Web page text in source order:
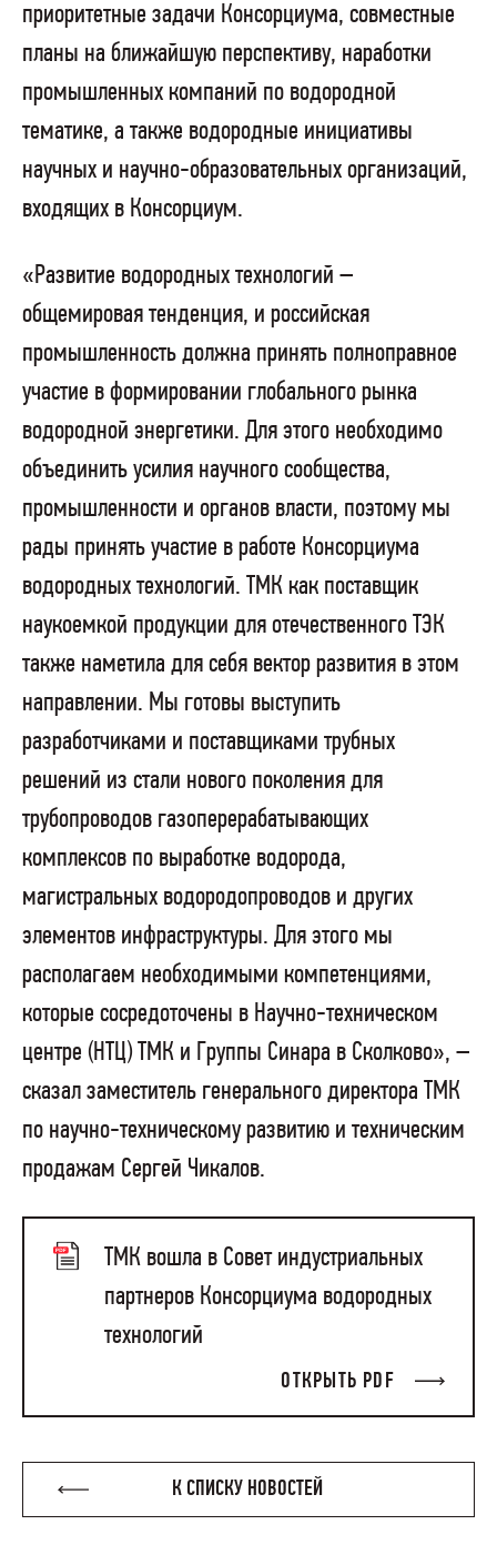
приоритетные задачи Консорциума, совместные
планы на ближайшую перспективу, наработки
промышленных компаний по водородной
тематике, а также водородные инициативы
научных и научно-образовательных организаций,
входящих в Консорциум.
«Развитие водородных технологий –
общемировая тенденция, и российская
промышленность должна принять полноправное
участие в формировании глобального рынка
водородной энергетики. Для этого необходимо
объединить усилия научного сообщества,
промышленности и органов власти, поэтому мы
рады принять участие в работе Консорциума
водородных технологий. ТМК как поставщик
наукоемкой продукции для отечественного ТЭК
также наметила для себя вектор развития в этом
направлении. Мы готовы выступить
разработчиками и поставщиками трубных
решений из стали нового поколения для
трубопроводов газоперерабатывающих
комплексов по выработке водорода,
магистральных водородопроводов и других
элементов инфраструктуры. Для этого мы
располагаем необходимыми компетенциями,
которые сосредоточены в Научно-техническом
центре (НТЦ) ТМК и Группы Синара в Сколково», –
сказал заместитель генерального директора ТМК
по научно-техническому развитию и техническим
продажам Сергей Чикалов.
ТМК вошла в Совет индустриальных
партнеров Консорциума водородных
технологий
ОТКРЫТЬ PDF
К СПИСКУ НОВОСТЕЙ